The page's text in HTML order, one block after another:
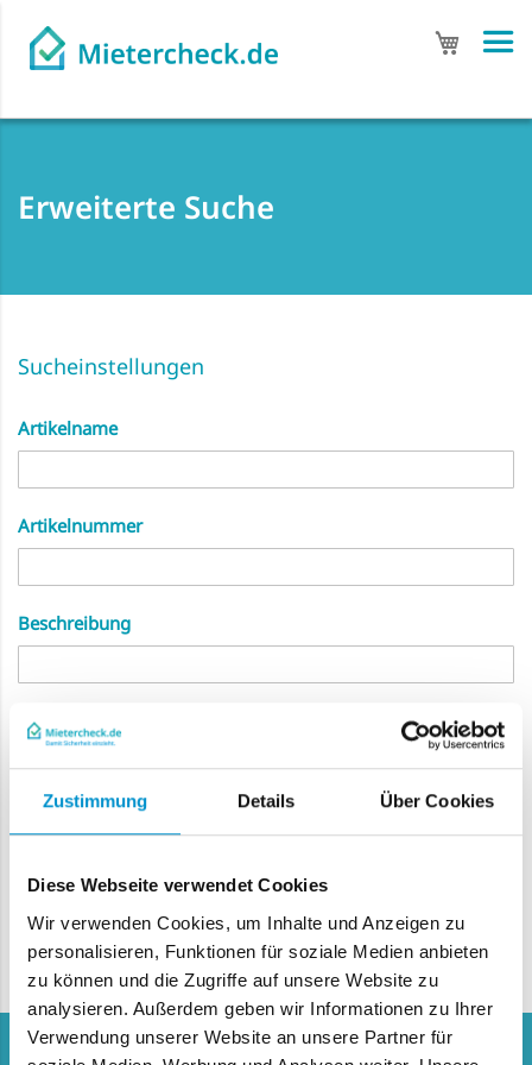
Zustimmung Details Über Cookies
Diese Webseite verwendet Cookies
Wir verwenden Cookies, um Inhalte und Anzeigen zu
personalisieren, Funktionen für soziale Medien anbieten
zu können und die Zugriffe auf unsere Website zu
analysieren. Außerdem geben wir Informationen zu Ihrer
Verwendung unserer Website an unsere Partner für
Mein
Erweiterte Suche
Sucheinstellungen
Artikelname
Artikelnummer
Beschreibung
Short Description
Search